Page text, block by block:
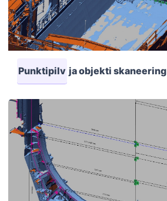
Punktipilv ja objekti skaneering